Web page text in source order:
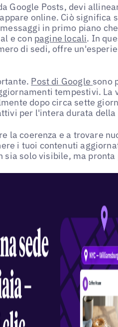
Google Posts, devi
online. Ciò significa
in primo piano
e con pagine locali. In
di sedi, offre
Post di Google sono
tempestivi.
dopo circa sette
per l'intera durata della
la coerenza e a trovare
i tuoi contenuti
sia solo visibile, ma